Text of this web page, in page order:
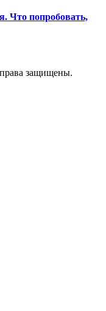
Что попробовать,
защищены.